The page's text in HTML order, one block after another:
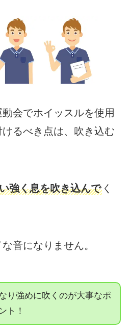
会でホイッスルを使用
るべき点は、吹き込む
強く息を吹き込んでく
音になりません。
り強めに吹くのが大事なポ
ト！